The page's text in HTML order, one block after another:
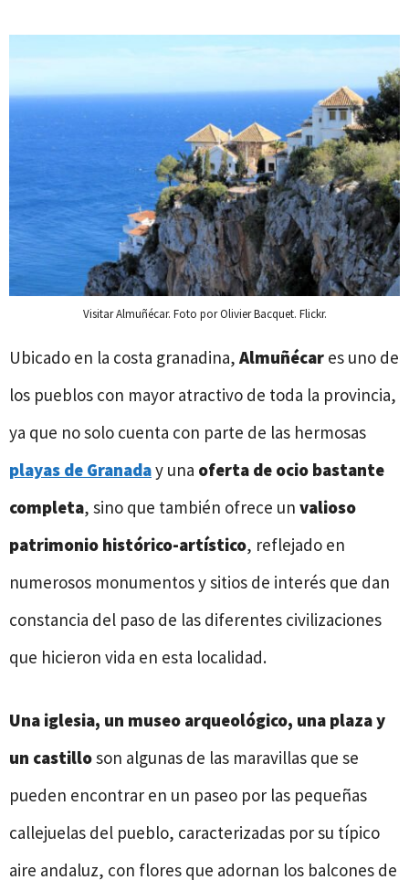
Visitar Almuñécar. Foto por Olivier Bacquet. Flickr.
Ubicado en la costa granadina, Almuñécar es uno de
los pueblos con mayor atractivo de toda la provincia,
ya que no solo cuenta con parte de las hermosas
playas de Granaday una oferta de ocio bastante
completa, sino que también ofrece un valioso
patrimonio histórico-artístico, reflejado en
numerosos monumentos y sitios de interés que dan
constancia del paso de las diferentes civilizaciones
que hicieron vida en esta localidad.
Una iglesia, un museo arqueológico, una plaza y
un castilloson algunas de las maravillas que se
pueden encontrar en un paseo por las pequeñas
callejuelas del pueblo, caracterizadas por su típico
aire andaluz, con flores que adornan los balcones de